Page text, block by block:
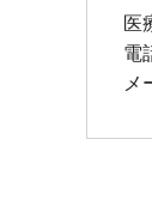
医
電
メ